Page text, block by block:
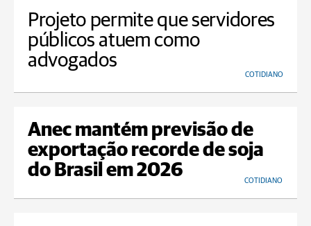
Projeto permite que servidores
públicos atuem como
advogados
COTIDIANO
Anec mantém previsão de
exportação recorde de soja
do Brasil em 2026
COTIDIANO